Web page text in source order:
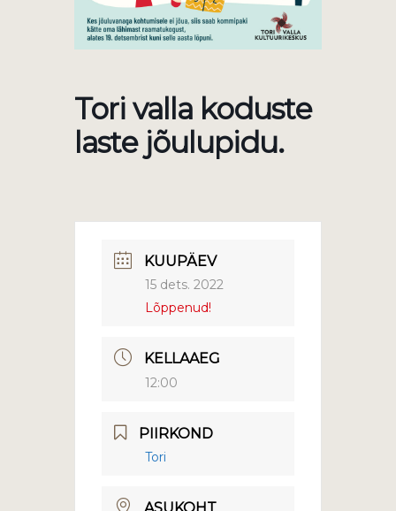
Tori valla koduste
laste jõulupidu.
KUUPÄEV
15 dets. 2022
Lõppenud!
KELLAAEG
12:00
PIIRKOND
Tori